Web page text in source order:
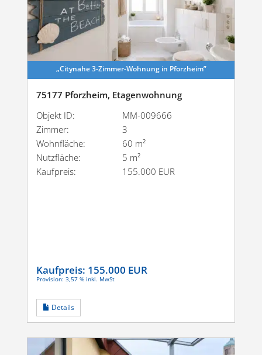
„Citynahe 3-Zimmer-Wohnung in Pforzheim”
75177 Pforzheim, Etagenwohnung
Objekt ID:
MM-009666
Zimmer:
3
Wohnfläche:
60 m²
Nutzfläche:
5 m²
Kaufpreis:
155.000 EUR
Kaufpreis: 155.000 EUR
Provision: 3,57 % inkl. MwSt
Details